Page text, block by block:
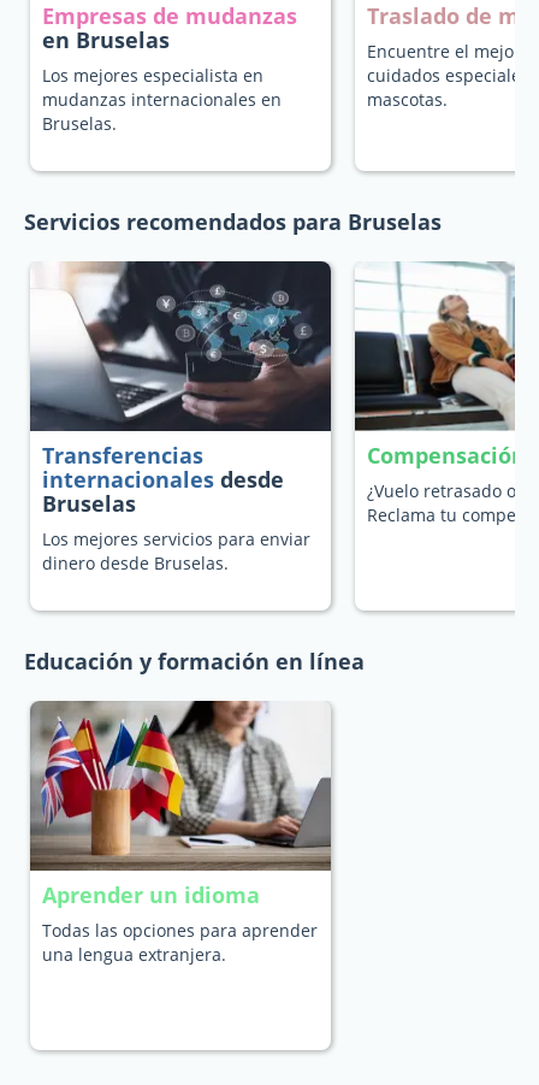
Empresas de mudanzas
en Bruselas
Los mejores especialista en
mudanzas internacionales en
Bruselas.
Traslado de
Encuentre el mejor
cuidados especiales
mascotas.
Servicios recomendados para Bruselas
Transferencias
internacionales desde
Bruselas
Los mejores servicios para enviar
dinero desde Bruselas.
Compensación
¿Vuelo retrasado o
Reclama tu
Educación y formación en línea
Aprender un idioma
Todas las opciones para aprender
una lengua extranjera.